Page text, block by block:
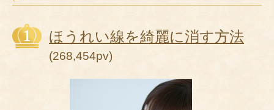
ほうれい線を綺麗に消す方法
(268,454pv)